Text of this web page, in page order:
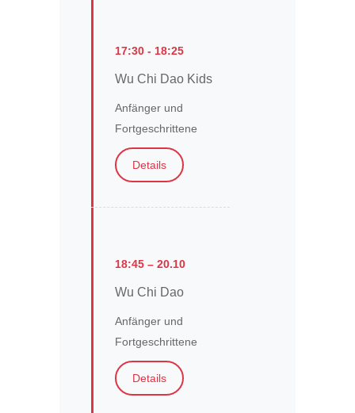
17:30 - 18:25
Wu Chi Dao Kids
Anfänger und
Fortgeschrittene
Details
18:45 – 20.10
Wu Chi Dao
Anfänger und
Fortgeschrittene
Details